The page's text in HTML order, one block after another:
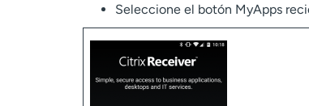
Seleccione el botón MyApps